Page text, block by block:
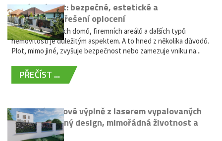
Hliníkový plot: bezpečné, estetické a
bezúdržbové řešení oplocení
Oplocení rodinných domů, firemních areálů a dalších typů
nemovitostí je důležitým aspektem. A to hned z několika důvodů.
Plot, mimo jiné, zvyšuje bezpečnost nebo zamezuje vniku na...
PŘEČÍST ...
Moderní plotové výplně z laserem vypalovaných
kovů: výjimečný design, mimořádná životnost a
žádná údržba